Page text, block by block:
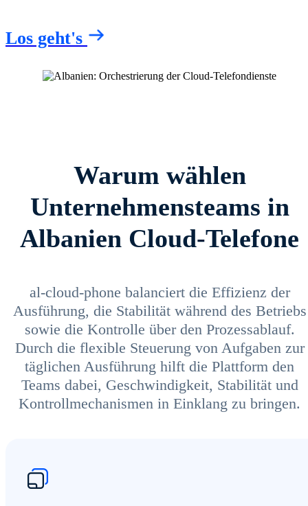
Los geht's
Warum wählen
Unternehmensteams in
Albanien Cloud-Telefone
al-cloud-phone balanciert die Effizienz der
Ausführung, die Stabilität während des Betriebs
sowie die Kontrolle über den Prozessablauf.
Durch die flexible Steuerung von Aufgaben zur
täglichen Ausführung hilft die Plattform den
Teams dabei, Geschwindigkeit, Stabilität und
Kontrollmechanismen in Einklang zu bringen.